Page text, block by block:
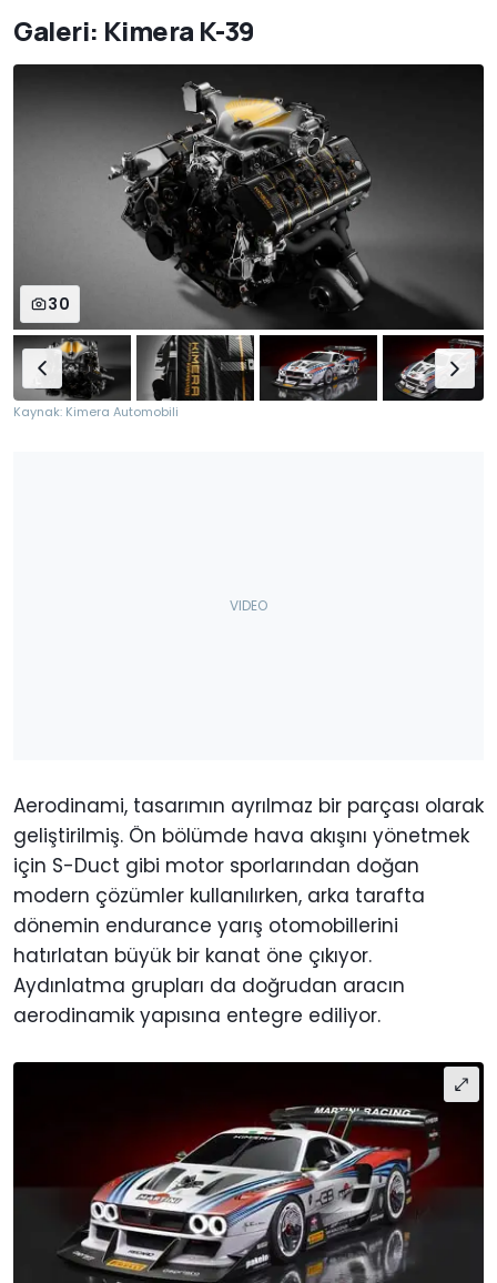
Galeri: Kimera K-39
30
Kaynak: Kimera Automobili
Aerodinami, tasarımın ayrılmaz bir parçası olarak
geliştirilmiş. Ön bölümde hava akışını yönetmek
için S-Duct gibi motor sporlarından doğan
modern çözümler kullanılırken, arka tarafta
dönemin endurance yarış otomobillerini
hatırlatan büyük bir kanat öne çıkıyor.
Aydınlatma grupları da doğrudan aracın
aerodinamik yapısına entegre ediliyor.